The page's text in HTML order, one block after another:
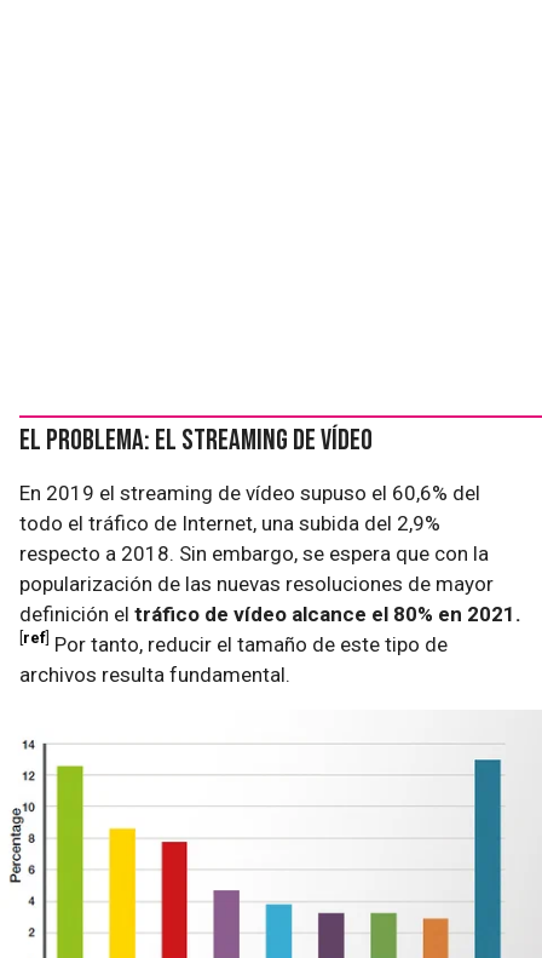
El problema: el streaming de vídeo
En 2019 el streaming de vídeo supuso el 60,6% del
todo el tráfico de Internet, una subida del 2,9%
respecto a 2018. Sin embargo, se espera que con la
popularización de las nuevas resoluciones de mayor
definición el tráfico de vídeo alcance el 80% en 2021.
ref Por tanto, reducir el tamaño de este tipo de
archivos resulta fundamental.